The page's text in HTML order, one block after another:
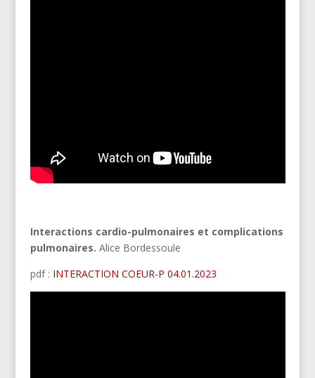
Interactions cardio-pulmonaires et complications
pulmonaires. Alice Bordessoule
pdf : INTERACTION COEUR-P 04.01.2023